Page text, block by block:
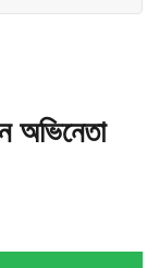
অভিনেতা